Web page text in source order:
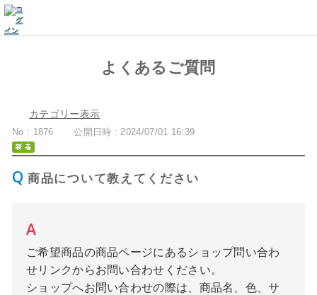
よくあるご質問
カテゴリー表示
No : 1876 公開日時 : 2024/07/01 16:39
商品について教えてください
ご希望商品の商品ページにあるショップ問い合わ
せリンクからお問い合わせください。
ショップへお問い合わせの際は、商品名、色、サ